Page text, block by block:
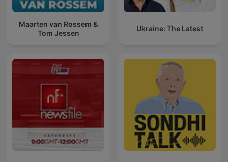
Maarten van Rossem &
Tom Jessen
Ukraine: The Latest